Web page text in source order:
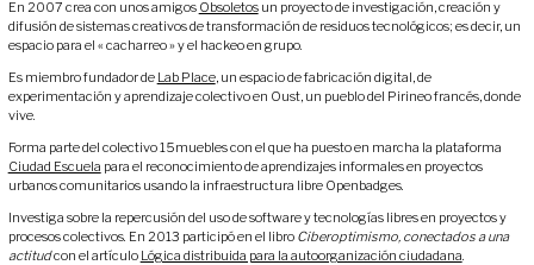
En 2007 crea con unos amigos Obsoletosun proyecto de investigación, creación y
difusión de sistemas creativos de transformación de residuos tecnológicos; es decir, un
espacio para el « cacharreo » y el hackeo en grupo.
Es miembro fundador de Lab Place, un espacio de fabricación digital, de
experimentación y aprendizaje colectivo en Oust, un pueblo del Pirineo francés, donde
vive.
Forma parte del colectivo 15muebles con el que ha puesto en marcha la plataforma
Ciudad Escuela para el reconocimiento de aprendizajes informales en proyectos
urbanos comunitarios usando la infraestructura libre Openbadges.
Investiga sobre la repercusión del uso de software y tecnologías libres en proyectos y
procesos colectivos. En 2013 participó en el libro Ciberoptimismo, conectados a una
actitudcon el artículo Lógica distribuida para la autoorganización ciudadana